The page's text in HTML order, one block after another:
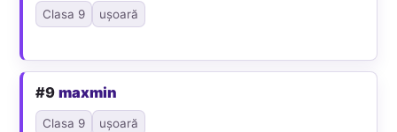
Clasa 9 ușoară
#9maxmin
Clasa 9 ușoară